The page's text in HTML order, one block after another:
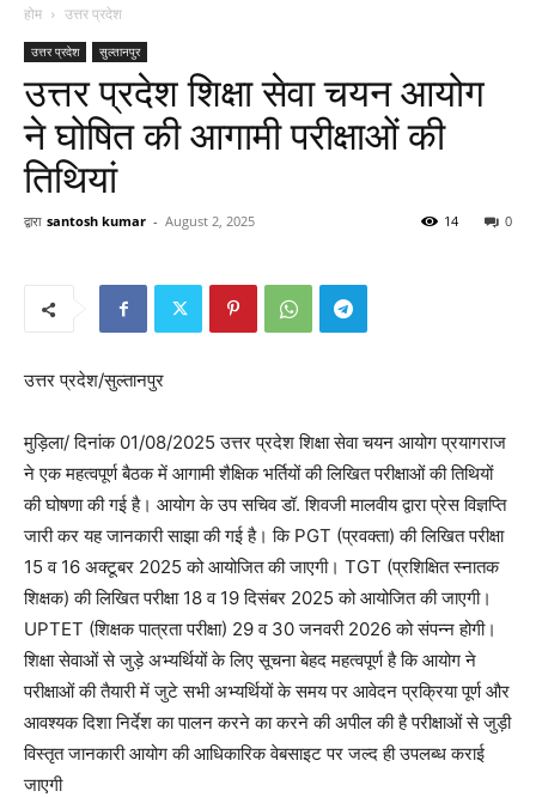
होम उत्तर प्रदेश
उत्तर प्रदेश सुल्तानपुर
उत्तर प्रदेश शिक्षा सेवा चयन आयोग
ने घोषित की आगामी परीक्षाओं की
तिथियां
द्वारा santosh kumar - August 2, 2025 0
14
उत्तर प्रदेश/सुल्तानपुर
मुड़िला/ दिनांक 01/08/2025 उत्तर प्रदेश शिक्षा सेवा चयन आयोग प्रयागराज
ने एक महत्वपूर्ण बैठक में आगामी शैक्षिक भर्तियों की लिखित परीक्षाओं की तिथियों
की घोषणा की गई है। आयोग के उप सचिव डॉ. शिवजी मालवीय द्वारा प्रेस विज्ञप्ति
जारी कर यह जानकारी साझा की गई है। कि PGT (प्रवक्ता) की लिखित परीक्षा
15 व 16 अक्टूबर 2025 को आयोजित की जाएगी। TGT (प्रशिक्षित स्नातक
शिक्षक) की लिखित परीक्षा 18 व 19 दिसंबर 2025 को आयोजित की जाएगी।
UPTET (शिक्षक पात्रता परीक्षा) 29 व 30 जनवरी 2026 को संपन्न होगी।
शिक्षा सेवाओं से जुड़े अभ्यर्थियों के लिए सूचना बेहद महत्वपूर्ण है कि आयोग ने
परीक्षाओं की तैयारी में जुटे सभी अभ्यर्थियों के समय पर आवेदन प्रक्रिया पूर्ण और
आवश्यक दिशा निर्देश का पालन करने का करने की अपील की है परीक्षाओं से जुड़ी
विस्तृत जानकारी आयोग की आधिकारिक वेबसाइट पर जल्द ही उपलब्ध कराई
जाएगी